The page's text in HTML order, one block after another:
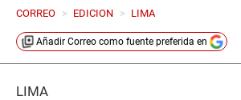
CORREO > EDICION > LIMA
Añadir Correo como fuente preferida en
LIMA